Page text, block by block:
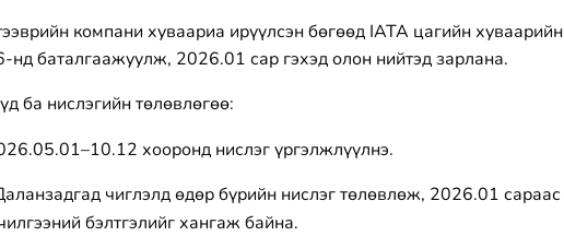
компани хуваариа ирүүлсэн бөгөөд IATA цагийн хуваарийн
баталгаажуулж, 2026.01 сар гэхэд олон нийтэд зарлана.
ба нислэгийн төлөвлөгөө:
хооронд нислэг үргэлжлүүлнэ.
чиглэлд өдөр бүрийн нислэг төлөвлөж, 2026.01 сараас
бэлтгэлийг хангаж байна.